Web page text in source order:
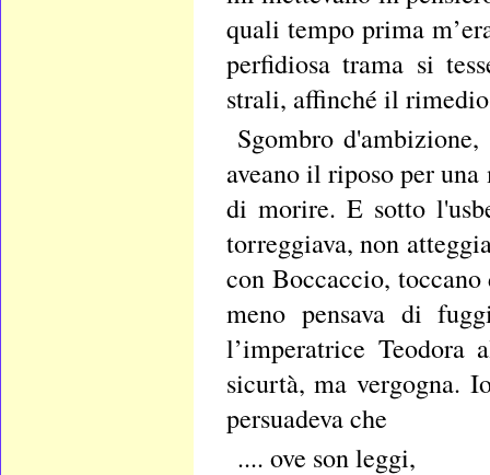
quali tempo prima
perfidiosa trama si
strali, affinché il
Sgombro
aveano il riposo per
di morire. E sotto
torreggiava, non
con Boccaccio,
meno pensava di
l’imperatrice
sicurtà, ma vergogna.
persuadeva che
.... ove son leggi,